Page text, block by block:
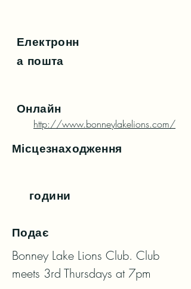
Електронн
а пошта
Онлайн
http://www.bonneylakelions.com/
Місцезнаходження
години
Подає
Bonney Lake Lions Club. Club
meets 3rd Thursdays at 7pm